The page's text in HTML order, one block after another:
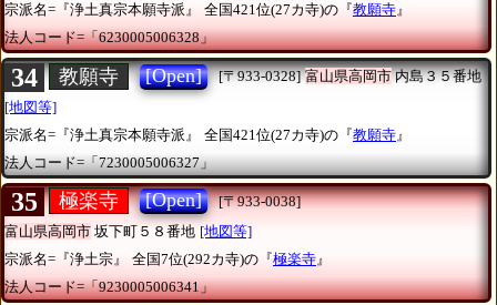
宗派名=『浄土真宗本願寺派』
全国421位(27カ寺)の『教願寺』
法人コード=「6230005006328」
34 教願寺 [Open] [〒933-0328] 富山県高岡市内島３５番地
[地図等]
宗派名=『浄土真宗本願寺派』
全国421位(27カ寺)の『教願寺 』
法人コード=「7230005006327」
35 極楽寺 [Open]
[〒933-0038]
富山県高岡市 坂下町５８番地 [地図等]
宗派名=『浄土宗』
全国7位(292カ寺)の『極楽寺 』
法人コード=「9230005006341」